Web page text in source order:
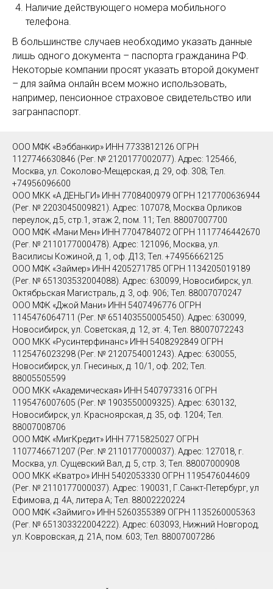
Наличие действующего номера мобильного
телефона.
В большинстве случаев необходимо указать данные
лишь одного документа – паспорта гражданина РФ.
Некоторые компании просят указать второй документ
– для займа онлайн всем можно использовать,
например, пенсионное страховое свидетельство или
загранпаспорт.
ООО МФК «Вэббанкир» ИНН 7733812126 ОГРН
1127746630846 (Рег. № 2120177002077). Адрес: 125466,
Москва, ул. Соколово-Мещерская, д. 29, оф. 308; Тел.
+74956096600
ООО МКК «А ДЕНЬГИ» ИНН 7708400979 ОГРН 1217700636944
(Рег. № 2203045009821). Адрес: 107078, Москва Орликов
переулок, д.5, стр.1, этаж 2, пом. 11; Тел. 88007007700
ООО МФК «Мани Мен» ИНН 7704784072 ОГРН 1117746442670
(Рег. № 2110177000478). Адрес: 121096, Москва, ул.
Василисы Кожиной, д. 1, оф. Д13; Тел. +74956662125
ООО МФК «Займер» ИНН 4205271785 ОГРН 1134205019189
(Рег. № 651303532004088). Адрес: 630099, Новосибирск, ул.
Октябрьская Магистраль, д. 3, оф. 906; Тел. 88007070247
ООО МФК «Джой Мани» ИНН 5407496776 ОГРН
1145476064711 (Рег. № 651403550005450). Адрес: 630099,
Новосибирск, ул. Советская, д. 12, эт. 4; Тел. 88007072243
ООО МКК «Русинтерфинанс» ИНН 5408292849 ОГРН
1125476023298 (Рег. № 2120754001243). Адрес: 630055,
Новосибирск, ул. Гнесиных, д. 10/1, оф. 202; Тел.
88005505599
ООО МКК «Академическая» ИНН 5407973316 ОГРН
1195476007605 (Рег. № 1903550009325). Адрес: 630132,
Новосибирск, ул. Красноярская, д. 35, оф. 1204; Тел.
88007008706
ООО МФК «МигКредит» ИНН 7715825027 ОГРН
1107746671207 (Рег. № 2110177000037). Адрес: 127018, г.
Москва, ул. Сущевский Вал, д. 5, стр. 3; Тел. 88007000908
ООО МКК «Кватро» ИНН 5402053330 ОГРН 1195476044609
(Рег. № 2110177000037). Адрес: 190031, Г.Санкт-Петербург, ул
Ефимова, д. 4А, литера А; Тел. 88002220224
ООО МФК «Займиго» ИНН 5260355389 ОГРН 1135260005363
(Рег. № 651303322004222). Адрес: 603093, Нижний Новгород,
ул. Ковровская, д. 21А, пом. 603; Тел. 88007007286